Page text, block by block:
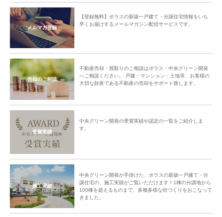
メルマガ登録
【登録無料】ポラスの新築一戸建て・分譲住宅情報をいち
早くお届けするメールマガジン配信サービスです。
売却のご相談
不動産売却・買取りのご相談はポラス・中央グリーン開発
へご相談ください。 戸建・マンション・土地等、お客様の
大切な財産である不動産の売却をサポート致します。
受賞実績
中央グリーン開発の受賞実績や認定の一覧をご紹介しま
す。
施工実績
中央グリーン開発が手掛けた、ポラスの新築一戸建て・分
譲住宅の、施工実績がご覧いただけます！1棟の分譲地から
100棟を超えるものまで、多種多様な街づくりをおこなって
きました。